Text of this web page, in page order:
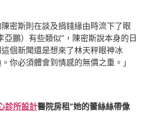
密斯則在談及捐錢緣由時流下了眼
亞鵬）有些類似”，陳密斯說本身的日
個新聞還是想來了林天秤眼神冰
你必須體會到情感的無價之重。」
診所設計醫院房租”她的蕾絲絲帶像